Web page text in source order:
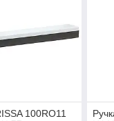
100RO11